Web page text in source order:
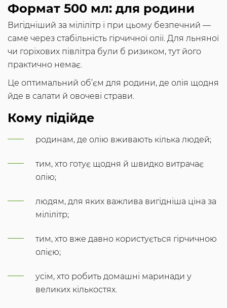
Формат 500 мл: для родини
Вигідніший за мілілітр і при цьому безпечний —
саме через стабільність гірчичної олії. Для льняної
чи горіхових півлітра були б ризиком, тут його
практично немає.
Це оптимальний об’єм для родини, де олія щодня
йде в салати й овочеві страви.
Кому підійде
родинам, де олію вживають кілька людей;
тим, хто готує щодня й швидко витрачає
олію;
людям, для яких важлива вигідніша ціна за
мілілітр;
тим, хто вже давно користується гірчичною
олією;
усім, хто робить домашні маринади у
великих кількостях.